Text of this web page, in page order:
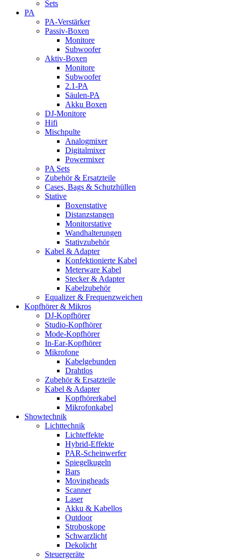
Sets
PA
PA-Verstärker
Passiv-Boxen
Monitore
Subwoofer
Aktiv-Boxen
Monitore
Subwoofer
2.1-PA
Säulen-PA
Akku Boxen
DJ-Monitore
Hifi
Mischpulte
Analogmixer
Digitalmixer
Powermixer
PA Sets
Zubehör & Ersatzteile
Cases, Bags & Schutzhüllen
Stative
Boxenstative
Distanzstangen
Monitorstative
Wandhalterungen
Stativzubehör
Kabel & Adapter
Konfektionierte Kabel
Meterware Kabel
Stecker & Adapter
Kabelzubehör
Equalizer & Frequenzweichen
Kopfhörer & Mikros
DJ-Kopfhörer
Studio-Kopfhörer
Mode-Kopfhörer
In-Ear-Kopfhörer
Mikrofone
Kabelgebunden
Drahtlos
Zubehör & Ersatzteile
Kabel & Adapter
Kopfhörerkabel
Mikrofonkabel
Showtechnik
Lichttechnik
Lichteffekte
Hybrid-Effekte
PAR-Scheinwerfer
Spiegelkugeln
Bars
Movingheads
Scanner
Laser
Akku & Kabellos
Outdoor
Stroboskope
Schwarzlicht
Dekolicht
Steuergeräte